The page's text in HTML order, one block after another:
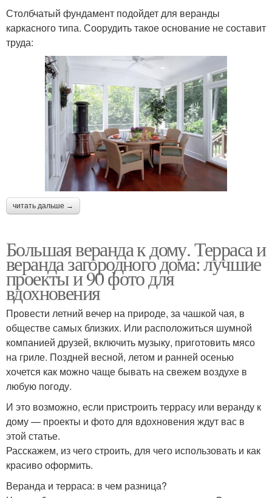
Столбчатый фундамент подойдет для веранды
каркасного типа. Соорудить такое основание не составит
труда:
читать дальше →
Большая веранда к дому. Терраса и
веранда загородного дома: лучшие
проекты и 90 фото для
вдохновения
Провести летний вечер на природе, за чашкой чая, в
обществе самых близких. Или расположиться шумной
компанией друзей, включить музыку, приготовить мясо
на гриле. Поздней весной, летом и ранней осенью
хочется как можно чаще бывать на свежем воздухе в
любую погоду.
И это возможно, если пристроить террасу или веранду к
дому — проекты и фото для вдохновения ждут вас в
этой статье.
Расскажем, из чего строить, для чего использовать и как
красиво оформить.
Веранда и терраса: в чем разница?